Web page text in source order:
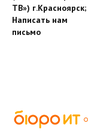
ТВ») г.Красноярск;
Написать нам
письмо